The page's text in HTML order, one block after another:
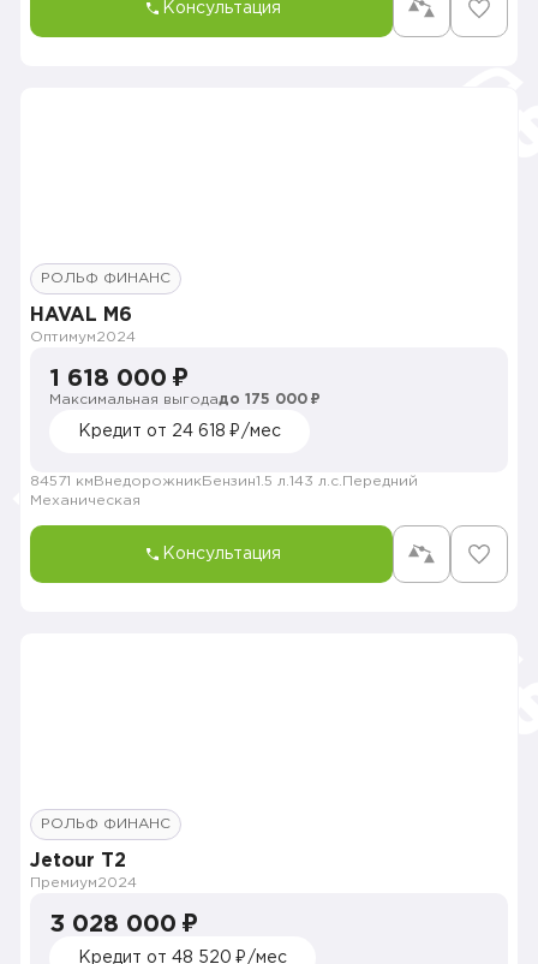
Консультация
РОЛЬФ ФИНАНС
HAVAL M6
Оптимум2024
1 618 000 ₽
Максимальная выгодадо 175 000 ₽
Кредит от 24 618 ₽/мес
84571 км Внедорожник Бензин1.5 л. 143 л.с. Передний
Механическая
Консультация
РОЛЬФ ФИНАНС
Jetour T2
Премиум2024
3 028 000 ₽
Кредит от 48 520 ₽/мес